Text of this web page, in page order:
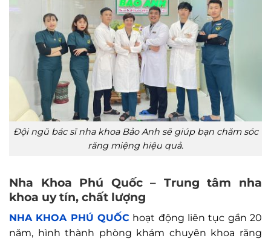
Đội ngũ bác sĩ nha khoa Bảo Anh sẽ giúp bạn chăm sóc
răng miệng hiệu quả.
Nha Khoa Phú Quốc – Trung tâm nha
khoa uy tín, chất lượng
NHA KHOA PHÚ QUỐC hoạt động liên tục gần 20
năm, hình thành phòng khám chuyên khoa răng